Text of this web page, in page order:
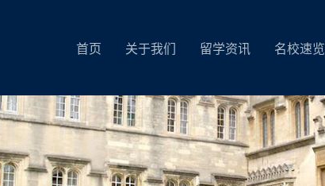
首页 关于我们 留学资讯 名校速览